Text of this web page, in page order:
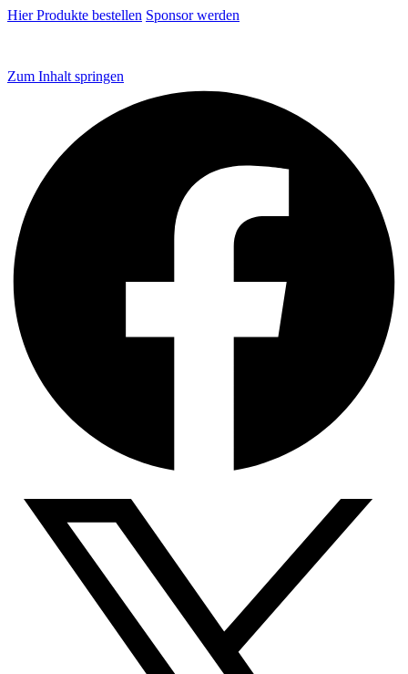
Hier Produkte bestellen Sponsor werden
Zum Inhalt springen